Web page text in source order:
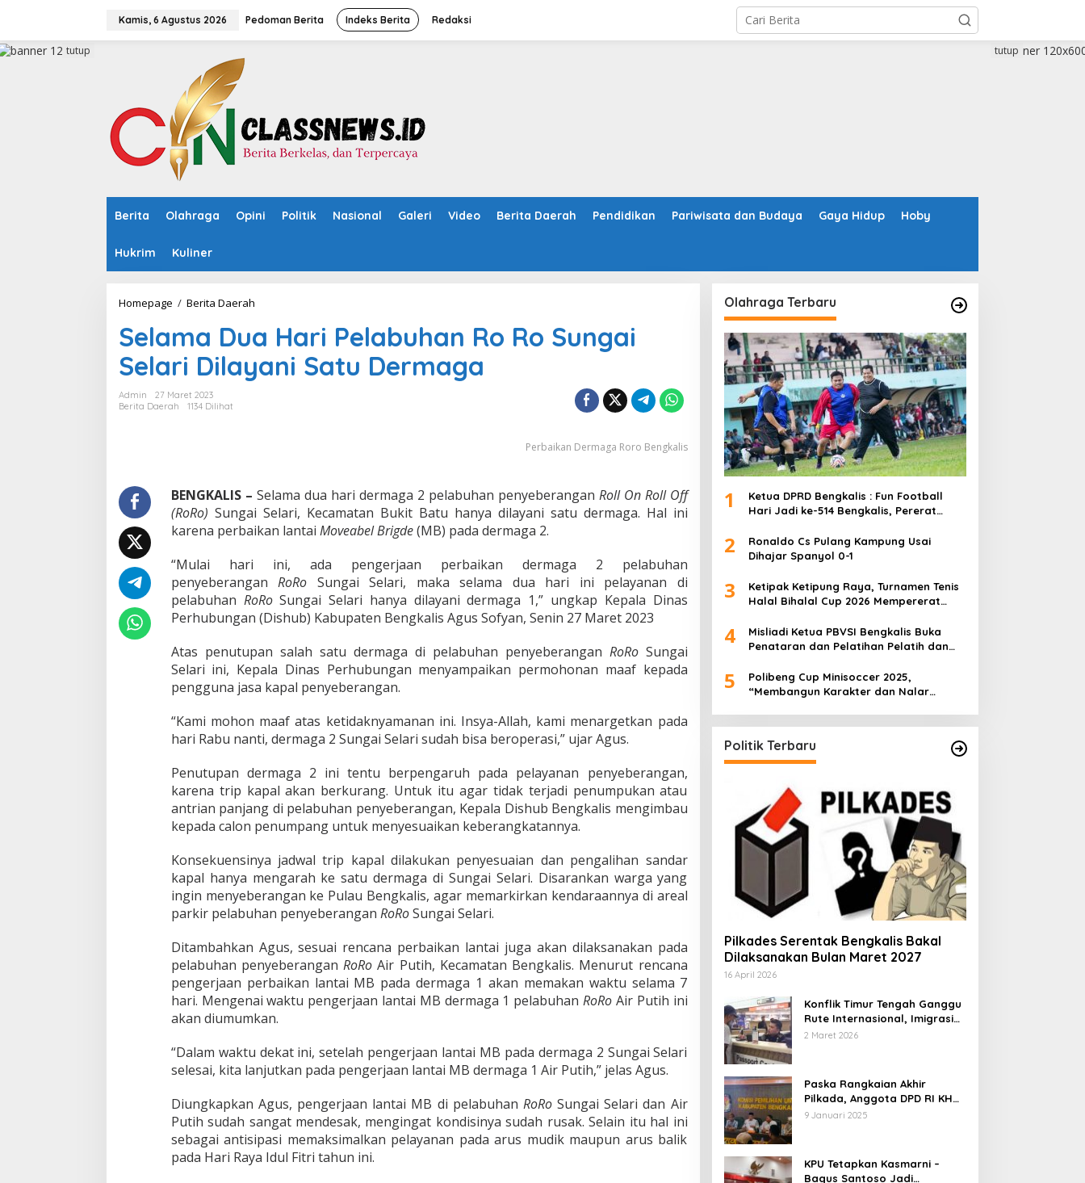
a
Kamis, 6 Agustus 2026 Pedoman Berita Indeks Berita Redaksi
Berita Olahraga Opini Politik Nasional Galeri Video Berita Daerah Pendidikan Pariwisata dan Budaya Gaya Hidup Hoby
Hukrim Kuliner
tutup tutup
Homepage / Berita Daerah
l
a
m
a
P
e
l
a
h
a
n
R
R
o
u
g
a
S
e
l
a
r
D
i
a
y
n
S
a
t
u
m
g
a
Selama Dua Hari Pelabuhan Ro Ro Sungai
Selari Dilayani Satu Dermaga
Admin
27 Maret 2023
Berita Daerah
1134 Dilihat
Perbaikan Dermaga Roro Bengkalis
BENGKALIS – Selama dua hari dermaga 2 pelabuhan penyeberangan Roll On Roll Off
(RoRo) Sungai Selari, Kecamatan Bukit Batu hanya dilayani satu dermaga. Hal ini
karena perbaikan lantai Moveabel Brigde(MB) pada dermaga 2.
“Mulai hari ini, ada pengerjaan perbaikan dermaga 2 pelabuhan
penyeberanganRoRo Sungai Selari, maka selama dua hari ini pelayanan di
pelabuhan RoRoSungai Selari hanya dilayani dermaga 1,” ungkap Kepala Dinas
Perhubungan (Dishub) Kabupaten Bengkalis Agus Sofyan, Senin 27 Maret 2023
Atas penutupan salah satu dermaga di pelabuhan penyeberangan RoRoSungai
Selari ini, Kepala Dinas Perhubungan menyampaikan permohonan maaf kepada
pengguna jasa kapal penyeberangan.
“Kami mohon maaf atas ketidaknyamanan ini. Insya-Allah, kami menargetkan pada
hari Rabu nanti, dermaga 2 Sungai Selari sudah bisa beroperasi,” ujar Agus.
Penutupan dermaga 2 ini tentu berpengaruh pada pelayanan penyeberangan,
karena trip kapal akan berkurang. Untuk itu agar tidak terjadi penumpukan atau
antrian panjang di pelabuhan penyeberangan, Kepala Dishub Bengkalis mengimbau
kepada calon penumpang untuk menyesuaikan keberangkatannya.
Konsekuensinya jadwal trip kapal dilakukan penyesuaian dan pengalihan sandar
kapal hanya mengarah ke satu dermaga di Sungai Selari. Disarankan warga yang
ingin menyeberangan ke Pulau Bengkalis, agar memarkirkan kendaraannya di areal
parkir pelabuhan penyeberangan RoRoSungai Selari.
Ditambahkan Agus, sesuai rencana perbaikan lantai juga akan dilaksanakan pada
pelabuhan penyeberanganRoRo Air Putih, Kecamatan Bengkalis. Menurut rencana
pengerjaan perbaikan lantai MB pada dermaga 1 akan memakan waktu selama 7
hari. Mengenai waktu pengerjaan lantai MB dermaga 1 pelabuhanRoRo Air Putih ini
akan diumumkan.
“Dalam waktu dekat ini, setelah pengerjaan lantai MB pada dermaga 2 Sungai Selari
selesai, kita lanjutkan pada pengerjaan lantai MB dermaga 1 Air Putih,” jelas Agus.
Diungkapkan Agus, pengerjaan lantai MB di pelabuhan RoRoSungai Selari dan Air
Putih sudah sangat mendesak, mengingat kondisinya sudah rusak. Selain itu hal ini
sebagai antisipasi memaksimalkan pelayanan pada arus mudik maupun arus balik
pada Hari Raya Idul Fitri tahun ini.
Olahraga Terbaru
1
Ketua DPRD Bengkalis : Fun Football
Hari Jadi ke-514 Bengkalis, Pererat
2
Ronaldo Cs Pulang Kampung Usai
Dihajar Spanyol 0-1
3
Ketipak Ketipung Raya, Turnamen Tenis
Halal Bihalal Cup 2026 Mempererat
4
Misliadi Ketua PBVSI Bengkalis Buka
Penataran dan Pelatihan Pelatih dan
5
Polibeng Cup Minisoccer 2025,
“Membangun Karakter dan Nalar
Politik Terbaru
Pilkades Serentak Bengkalis Bakal
Dilaksanakan Bulan Maret 2027
16 April 2026
Konflik Timur Tengah Ganggu
Rute Internasional, Imigrasi
Siapkan Langkah Antisipatif
2 Maret 2026
Paska Rangkaian Akhir
Pilkada, Anggota DPD RI KH
Muhammad Mursyid
9 Januari 2025
KPU Tetapkan Kasmarni –
Bagus Santoso Jadi